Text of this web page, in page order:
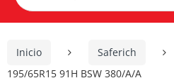
Inicio Saferich
195/65R15 91H BSW 380/A/A